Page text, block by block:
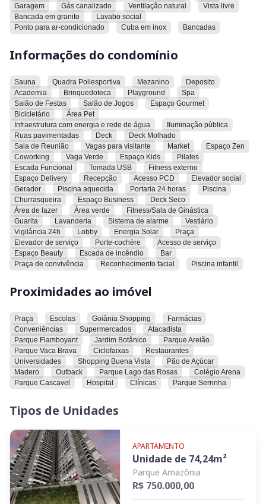
O condomínio conta com mais de 2.000m² de lazer completo,
incluindo:
Piscina com borda infinita, raia de 25m e prainha
Espaços gourmet e churrasqueiras
Academia completa + espaço funcional e crossfit
Salão de festas climatizado
Brinquedoteca e playground
Espaço pet
Coworking, mini mercado, lavanderia OMO e muito mais
Além disso, o prédio oferece segurança com biometria e
reconhecimento facial
Garagem
Gás canalizado Ventilação natural
Vista livre
Bancada em granito
Lavabo social
Ponto para ar-condicionado
Cuba em inox Bancadas
Informações do condomínio
Sauna Quadra Poliesportiva Mezanino
Deposito
Academia
Brinquedoteca Playground
Spa
Salão de Festas
Salão de Jogos
Espaço Gourmet
Bicicletário
Área Pet
Infraestrutura com energia e rede de água
Iluminação pública
Ruas pavimentadas
Deck
Deck Molhado
Sala de Reunião
Vagas para visitante Market
Espaço Zen
Coworking
Vaga Verde Espaço Kids
Pilates
Escada Funcional
Tomada USB
Fitness externo
Espaço Delivery
Recepção Acesso PCD
Elevador social
Gerador
Piscina aquecida Portaria 24 horas
Piscina
Churrasqueira
Espaço Business
Deck Seco
Área de lazer
Área verde
Fitness/Sala de Ginástica
Guarita
Lavanderia Sistema de alarme
Vestiário
Vigilância 24h
Lobby Energia Solar
Praça
Elevador de serviço
Porte-cochère
Acesso de serviço
Espaço Beauty
Escada de incêndio
Bar
Praça de convivência
Reconhecimento facial Piscina infantil
Proximidades ao imóvel
Praça Escolas Goiânia Shopping
Farmácias
Conveniências
Supermercados
Atacadista
Parque Flamboyant
Jardim Botânico
Parque Areião
Parque Vaca Brava
Ciclofaixas
Restaurantes
Universidades
Shopping Buena Vista
Pão de Açúcar
Madero
Outback Parque Lago das Rosas
Colégio Arena
Parque Cascavel
Hospital Clínicas Parque Serrinha
Tipos de Unidades
APARTAMENTO
Unidade de 74,24m²
Parque Amazônia
R$ 750.000,00